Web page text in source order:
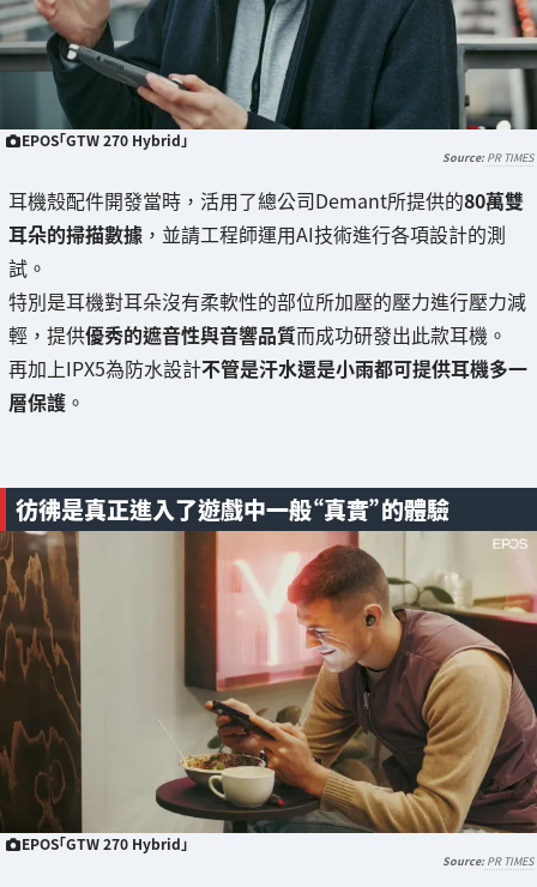
EPOS「GTW 270 Hybrid」
PR TIMES
耳機殼配件開發當時，活用了總公司Demant所提供的80萬雙
耳朵的掃描數據 ，並請工程師運用AI技術進行各項設計的測
試。
特別是耳機對耳朵沒有柔軟性的部位所加壓的壓力進行壓力減
輕，提供優秀的遮音性與音響品質而成功研發出此款耳機。
再加上IPX5為防水設計不管是汗水還是小雨都可提供耳機多一
層保護 。
彷彿是真正進入了遊戲中一般“真實”的體驗
EPOS「GTW 270 Hybrid」
PR TIMES